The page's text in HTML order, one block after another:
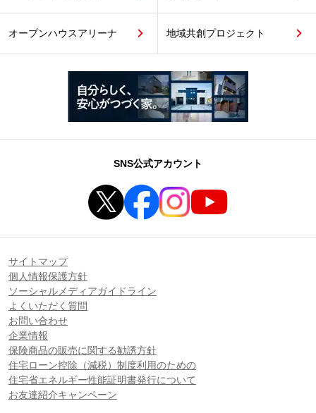
オープンハウスアリーナ 地域共創プロジェクト
SNS公式アカウント
サイトマップ
個人情報保護方針
ソーシャルメディアガイドライン
よくいただく質問
お問い合わせ
企業情報
保険商品の販売に関する勧誘方針
住宅ローン控除（減税）制度利用のための
住宅省エネルギー性能証明書発行について
お友達紹介キャンペーン